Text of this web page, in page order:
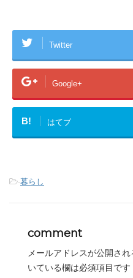
Twitter
Google+
B! はてブ
-暮らし
comment
メールアドレスが公開され
いている欄は必須項目です